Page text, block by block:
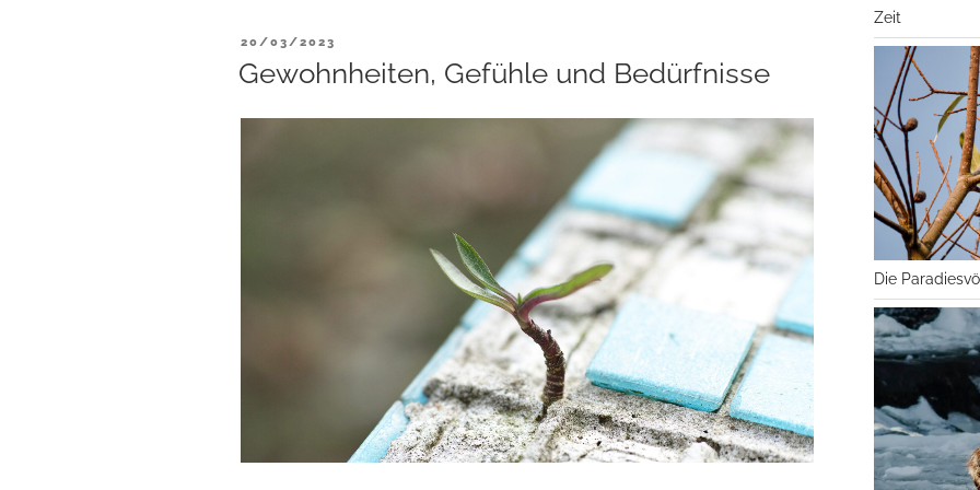
VERÖFFENTLICHT
20/03/2023
Gewohnheiten, Gefühle und Bedürfnisse
Zeit
Die